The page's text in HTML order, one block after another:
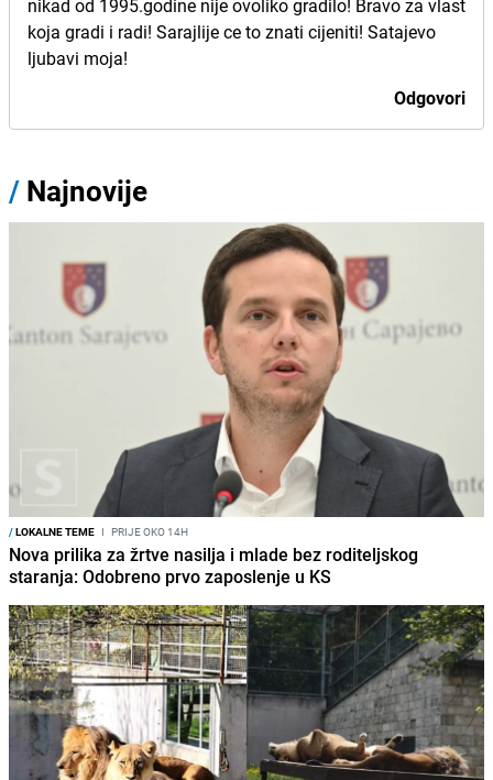
nikad od 1995.godine nije ovoliko gradilo! Bravo za vlast
koja gradi i radi! Sarajlije ce to znati cijeniti! Satajevo
ljubavi moja!
Odgovori
/ Najnovije
/LOKALNE TEME I PRIJE OKO 14H
Nova prilika za žrtve nasilja i mlade bez roditeljskog
staranja: Odobreno prvo zaposlenje u KS